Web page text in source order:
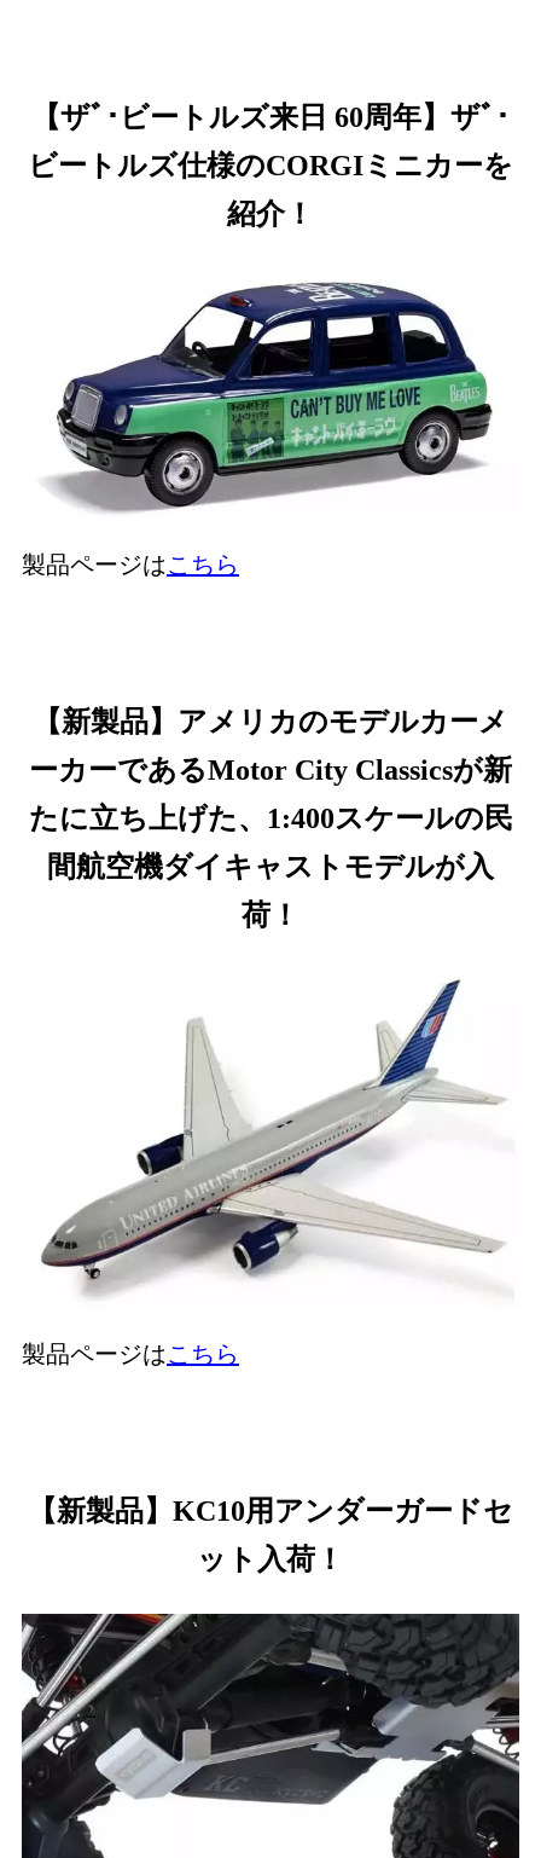
【ザﾞ･ビートルズ来日 60周年】ザﾞ･
ビートルズ仕様のCORGIミニカーを
紹介！
製品ページはこちら
【新製品】アメリカのモデルカーメ
ーカーであるMotor City Classicsが新
たに立ち上げた、1:400スケールの民
間航空機ダイキャストモデルが入
荷！
製品ページはこちら
【新製品】KC10用アンダーガードセ
ット入荷！